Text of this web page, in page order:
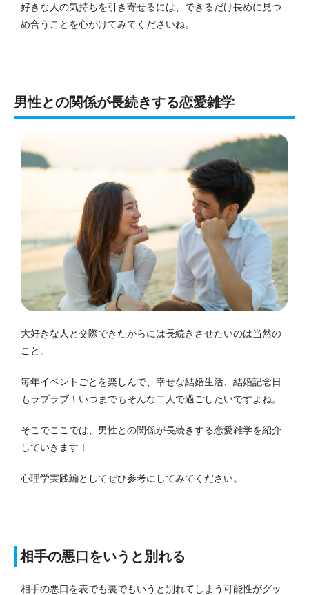
好きな人の気持ちを引き寄せるには、できるだけ長めに見つ
め合うことを心がけてみてくださいね。
男性との関係が長続きする恋愛雑学
大好きな人と交際できたからには長続きさせたいのは当然の
こと。
毎年イベントごとを楽しんで、幸せな結婚生活、結婚記念日
もラブラブ！いつまでもそんな二人で過ごしたいですよね。
そこでここでは、男性との関係が長続きする恋愛雑学を紹介
していきます！
心理学実践編としてぜひ参考にしてみてください。
相手の悪口をいうと別れる
相手の悪口を表でも裏でもいうと別れてしまう可能性がグッ